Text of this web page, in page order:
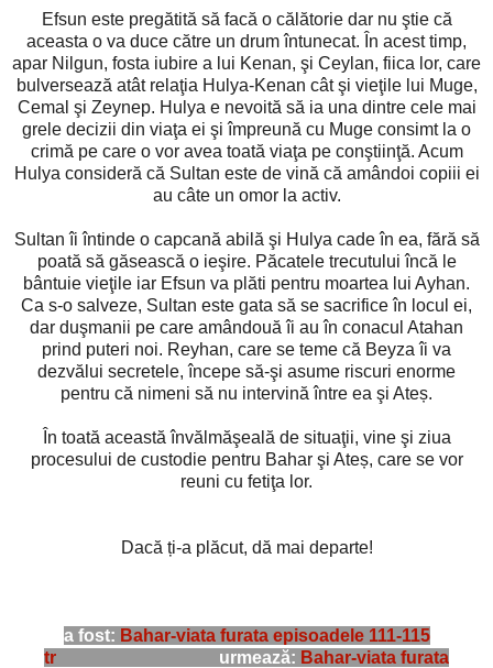
Efsun este pregătită să facă o călătorie dar nu ştie că
aceasta o va duce către un drum întunecat. În acest timp,
apar Nilgun, fosta iubire a lui Kenan, şi Ceylan, fiica lor, care
bulversează atât relaţia Hulya-Kenan cât şi vieţile lui Muge,
Cemal şi Zeynep. Hulya e nevoită să ia una dintre cele mai
grele decizii din viaţa ei şi împreună cu Muge consimt la o
crimă pe care o vor avea toată viaţa pe conştiinţă. Acum
Hulya consideră că Sultan este de vină că amândoi copiii ei
au câte un omor la activ.
Sultan îi întinde o capcană abilă şi Hulya cade în ea, fără să
poată să găsească o ieşire. Păcatele trecutului încă le
bântuie vieţile iar Efsun va plăti pentru moartea lui Ayhan.
Ca s-o salveze, Sultan este gata să se sacrifice în locul ei,
dar duşmanii pe care amândouă îi au în conacul Atahan
prind puteri noi. Reyhan, care se teme că Beyza îi va
dezvălui secretele, începe să-şi asume riscuri enorme
pentru că nimeni să nu intervină între ea şi Ateș.
În toată această învălmăşeală de situaţii, vine şi ziua
procesului de custodie pentru Bahar şi Ateș, care se vor
reuni cu fetiţa lor.
Dacă ți-a plăcut, dă mai departe!
a fost: Bahar-viata furata episoadele 111-115
tr urmează: Bahar-viata furata